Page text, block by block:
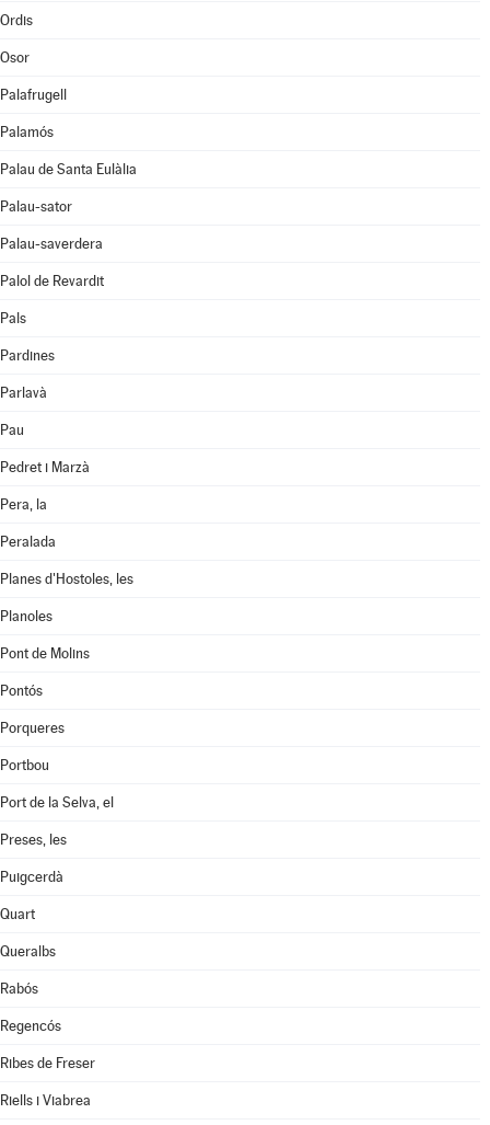
Ordis
Osor
Palafrugell
Palamós
Palau de Santa Eulàlia
Palau-sator
Palau-saverdera
Palol de Revardit
Pals
Pardines
Parlavà
Pau
Pedret i Marzà
Pera, la
Peralada
Planes d'Hostoles, les
Planoles
Pont de Molins
Pontós
Porqueres
Portbou
Port de la Selva, el
Preses, les
Puigcerdà
Quart
Queralbs
Rabós
Regencós
Ribes de Freser
Riells i Viabrea